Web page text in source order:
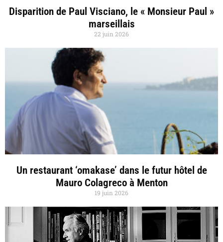
Disparition de Paul Visciano, le « Monsieur Paul »
marseillais
22 juin 2026
Un restaurant ‘omakase’ dans le futur hôtel de
Mauro Colagreco à Menton
19 juin 2026